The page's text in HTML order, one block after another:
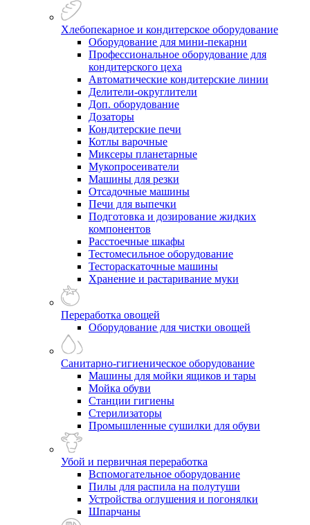
Хлебопекарное и кондитерское оборудование
Оборудование для мини-пекарни
Профессиональное оборудование для
кондитерского цеха
Автоматические кондитерские линии
Делители-округлители
Доп. оборудование
Дозаторы
Кондитерские печи
Котлы варочные
Миксеры планетарные
Мукопросеиватели
Машины для резки
Отсадочные машины
Печи для выпечки
Подготовка и дозирование жидких
компонентов
Расстоечные шкафы
Тестомесильное оборудование
Тестораскаточные машины
Хранение и растаривание муки
Переработка овощей
Оборудование для чистки овощей
Санитарно-гигиеническое оборудование
Машины для мойки ящиков и тары
Мойка обуви
Станции гигиены
Стерилизаторы
Промышленные сушилки для обуви
Убой и первичная переработка
Вспомогательное оборудование
Пилы для распила на полутуши
Устройства оглушения и погонялки
Шпарчаны